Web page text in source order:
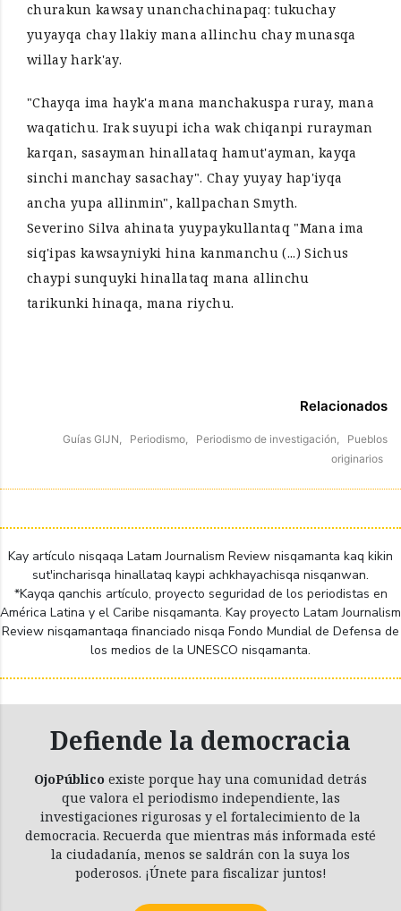
churakun kawsay unanchachinapaq: tukuchay
yuyayqa chay llakiy mana allinchu chay munasqa
willay hark'ay.
"Chayqa ima hayk'a mana manchakuspa ruray, mana
waqatichu. Irak suyupi icha wak chiqanpi rurayman
karqan, sasayman hinallataq hamut'ayman, kayqa
sinchi manchay sasachay". Chay yuyay hap'iyqa
ancha yupa allinmin", kallpachan Smyth.
Severino Silva ahinata yuypaykullantaq "Mana ima
siq'ipas kawsayniyki hina kanmanchu (...) Sichus
chaypi sunquyki hinallataq mana allinchu
tarikunki hinaqa, mana riychu.
Relacionados
Guías GIJN, Periodismo, Periodismo de investigación,
Pueblos
originarios
Kay artículo nisqaqa Latam Journalism Review nisqamanta kaq kikin
sut'incharisqa hinallataq kaypi achkhayachisqa nisqanwan.
*Kayqa qanchis artículo, proyecto seguridad de los periodistas en
América Latina y el Caribe nisqamanta. Kay proyecto Latam Journalism
Review nisqamantaqa financiado nisqa Fondo Mundial de Defensa de
los medios de la UNESCO nisqamanta.
Defiende la democracia
OjoPúblico existe porque hay una comunidad detrás
que valora el periodismo independiente, las
investigaciones rigurosas y el fortalecimiento de la
democracia. Recuerda que mientras más informada esté
la ciudadanía, menos se saldrán con la suya los
poderosos. ¡Únete para fiscalizar juntos!